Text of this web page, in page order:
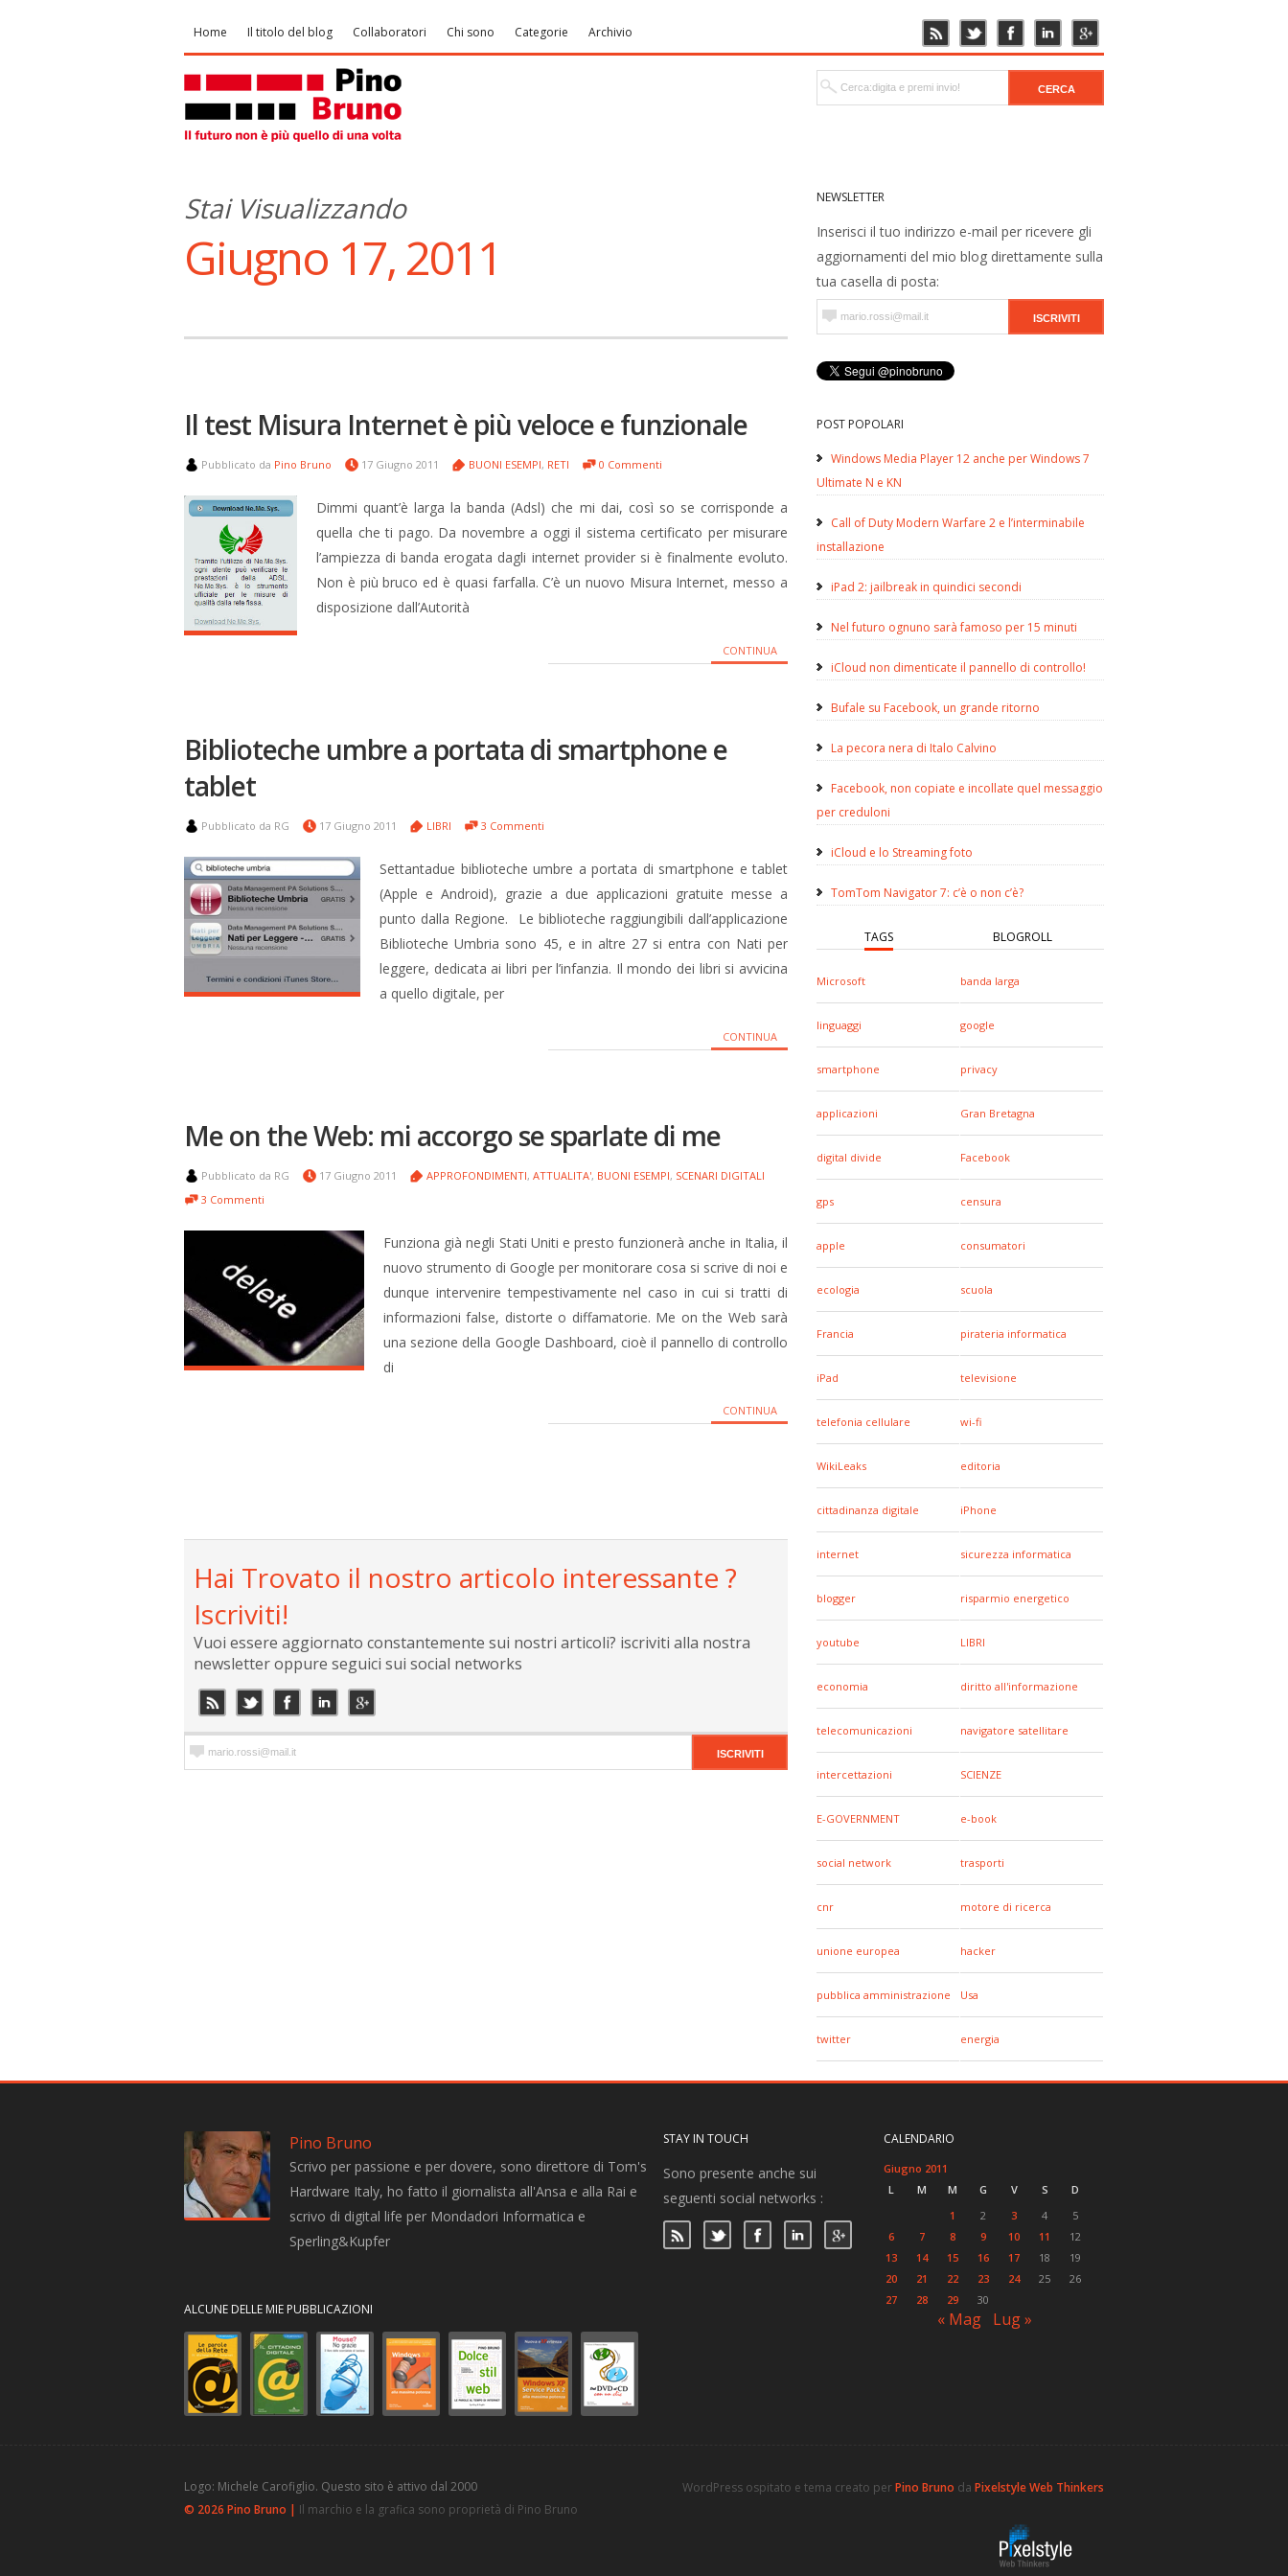
Home Il titolo del blog Collaboratori Chi sono Categorie Archivio
NEWSLETTER
Inserisci il tuo indirizzo e-mail per ricevere gli
aggiornamenti del mio blog direttamente sulla
tua casella di posta:
POST POPOLARI
Windows Media Player 12 anche per Windows 7
Ultimate N e KN
Call of Duty Modern Warfare 2 e l’interminabile
installazione
iPad 2: jailbreak in quindici secondi
Nel futuro ognuno sarà famoso per 15 minuti
iCloud non dimenticate il pannello di controllo!
Bufale su Facebook, un grande ritorno
La pecora nera di Italo Calvino
Facebook, non copiate e incollate quel messaggio
per creduloni
iCloud e lo Streaming foto
TomTom Navigator 7: c’è o non c’è?
TAGS BLOGROLL
Microsoft banda larga
linguaggi google
smartphone privacy
applicazioni Gran Bretagna
digital divide Facebook
gps censura
apple consumatori
ecologia scuola
Francia pirateria informatica
iPad televisione
telefonia cellulare wi-fi
WikiLeaks editoria
cittadinanza digitale iPhone
internet sicurezza informatica
blogger risparmio energetico
youtube LIBRI
economia diritto all'informazione
telecomunicazioni navigatore satellitare
intercettazioni SCIENZE
E-GOVERNMENT e-book
social network trasporti
cnr motore di ricerca
unione europea hacker
pubblica amministrazione Usa
twitter energia
Stai Visualizzando
Giugno 17, 2011
Il test Misura Internet è più veloce e funzionale
Pubblicato da Pino Bruno 17 Giugno 2011 BUONI ESEMPI, RETI 0 Commenti
Dimmi quant’è larga la banda (Adsl) che mi dai, così so se corrisponde a
quella che ti pago. Da novembre a oggi il sistema certificato per misurare
l’ampiezza di banda erogata dagli internet provider si è finalmente evoluto.
Non è più bruco ed è quasi farfalla. C’è un nuovo Misura Internet, messo a
disposizione dall’Autorità
CONTINUA
Biblioteche umbre a portata di smartphone e
tablet
Pubblicato da RG 17 Giugno 2011 LIBRI 3 Commenti
Settantadue biblioteche umbre a portata di smartphone e tablet
(Apple e Android), grazie a due applicazioni gratuite messe a
punto dalla Regione. Le biblioteche raggiungibili dall’applicazione
Biblioteche Umbria sono 45, e in altre 27 si entra con Nati per
leggere, dedicata ai libri per l’infanzia. Il mondo dei libri si avvicina
a quello digitale, per
CONTINUA
Me on the Web: mi accorgo se sparlate di me
Pubblicato da RG 17 Giugno 2011 APPROFONDIMENTI, ATTUALITA', BUONI ESEMPI, SCENARI DIGITALI
3 Commenti
Funziona già negli Stati Uniti e presto funzionerà anche in Italia, il
nuovo strumento di Google per monitorare cosa si scrive di noi e
dunque intervenire tempestivamente nel caso in cui si tratti di
informazioni false, distorte o diffamatorie. Me on the Web sarà
una sezione della Google Dashboard, cioè il pannello di controllo
di
CONTINUA
Hai Trovato il nostro articolo interessante ?
Iscriviti!
Vuoi essere aggiornato constantemente sui nostri articoli? iscriviti alla nostra
newsletter oppure seguici sui social networks
Pino Bruno
Scrivo per passione e per dovere, sono direttore di Tom's
Hardware Italy, ho fatto il giornalista all'Ansa e alla Rai e
scrivo di digital life per Mondadori Informatica e
Sperling&Kupfer
ALCUNE DELLE MIE PUBBLICAZIONI
STAY IN TOUCH
Sono presente anche sui
seguenti social networks :
CALENDARIO
Giugno 2011
L
M M G V S
D
1
2 3 4
5
6
7 8 9 10 11
12
13
14 15 16 17 18
19
20
21 22 23 24 25
26
27
28 29 30
« Mag Lug »
WordPress ospitato e tema creato perPino Bruno da Pixelstyle Web Thinkers
Logo: Michele Carofiglio. Questo sito è attivo dal 2000
© 2026 Pino Bruno | Il marchio e la grafica sono proprietà di Pino Bruno